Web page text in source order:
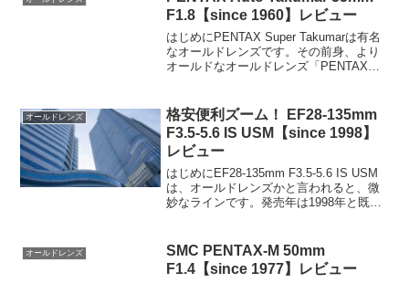
F1.8【since 1960】レビュー
はじめにPENTAX Super Takumarは有名
なオールドレンズです。その前身、より
オールドなオールドレンズ「PENTAX
の写...
オールドレンズ
格安便利ズーム！ EF28-135mm
F3.5-5.6 IS USM【since 1998】
レビュー
はじめにEF28-135mm F3.5-5.6 IS USM
は、オールドレンズかと言われると、微
妙なラインです。発売年は1998年と既に
です。そもそも電子接点があ...
オールドレンズ
SMC PENTAX-M 50mm
F1.4【since 1977】レビュー